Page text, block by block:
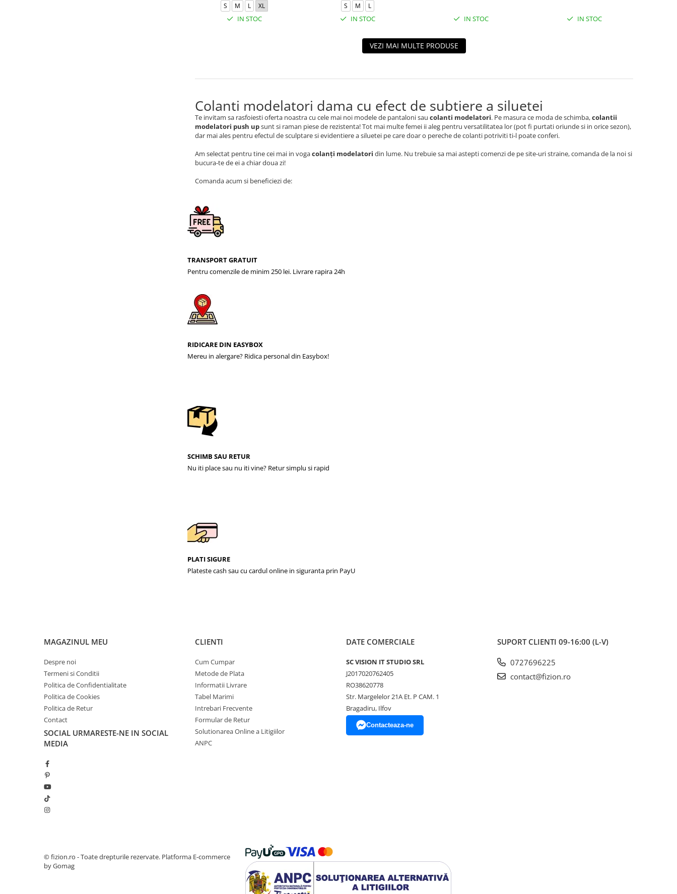
S M L XL
IN STOC
S M L
IN STOC IN STOC IN STOC
VEZI MAI MULTE PRODUSE
Colanti modelatori dama cu efect de subtiere a siluetei
Te invitam sa rasfoiesti oferta noastra cu cele mai noi modele de pantaloni sau colanti modelatori. Pe masura ce moda de schimba,colantii
modelatori push upsunt si raman piese de rezistenta! Tot mai multe femei ii aleg pentru versatilitatea lor (pot fi purtati oriunde si in orice sezon),
dar mai ales pentru efectul de sculptare si evidentiere a siluetei pe care doar o pereche de colanti potriviti ti-l poate conferi.
Am selectat pentru tine cei mai in vogacolanți modelatori din lume. Nu trebuie sa mai astepti comenzi de pe site-uri straine, comanda de la noi si
bucura-te de ei a chiar doua zi!
Comanda acum si beneficiezi de:
TRANSPORT GRATUIT
Pentru comenzile de minim 250 lei. Livrare rapira 24h
RIDICARE DIN EASYBOX
Mereu in alergare? Ridica personal din Easybox!
SCHIMB SAU RETUR
Nu iti place sau nu iti vine? Retur simplu si rapid
PLATI SIGURE
Plateste cash sau cu cardul online in siguranta prin PayU
MAGAZINUL MEU
Despre noi
Termeni si Conditii
Politica de Confidentialitate
Politica de Cookies
Politica de Retur
Contact
SOCIAL URMARESTE-NE IN SOCIAL
MEDIA
CLIENTI
Cum Cumpar
Metode de Plata
Informatii Livrare
Tabel Marimi
Intrebari Frecvente
Formular de Retur
Solutionarea Online a Litigiilor
ANPC
DATE COMERCIALE
SC VISION IT STUDIO SRL
J2017020762405
RO38620778
Str. Margelelor 21A Et. P CAM. 1
Bragadiru, Ilfov
Contacteaza-ne
SUPORT CLIENTI 09-16:00 (L-V)
0727696225
contact@fizion.ro
© fizion.ro - Toate drepturile rezervate. Platforma E-commerce
by Gomag